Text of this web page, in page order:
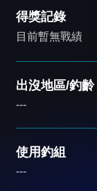
得獎記錄
目前暫無戰績
出沒地區/釣齡
---
使用釣組
---